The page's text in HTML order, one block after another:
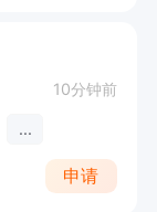
10分钟前
...
申请